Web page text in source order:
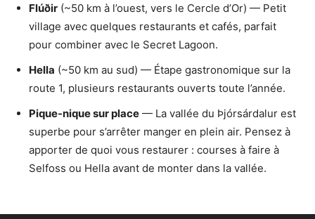
Flúðir (~50 km à l’ouest, vers le Cercle d’Or) — Petit
village avec quelques restaurants et cafés, parfait
pour combiner avec le Secret Lagoon.
Hella (~50 km au sud) — Étape gastronomique sur la
route 1, plusieurs restaurants ouverts toute l’année.
Pique-nique sur place — La vallée du Þjórsárdalur est
superbe pour s’arrêter manger en plein air. Pensez à
apporter de quoi vous restaurer : courses à faire à
Selfoss ou Hella avant de monter dans la vallée.